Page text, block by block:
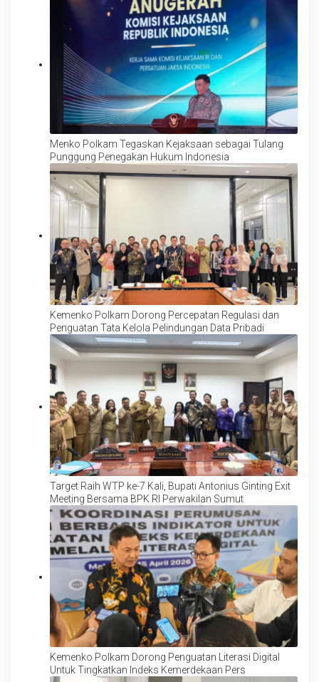
Menko Polkam Tegaskan Kejaksaan sebagai Tulang
Punggung Penegakan Hukum Indonesia
Kemenko Polkam Dorong Percepatan Regulasi dan
Penguatan Tata Kelola Pelindungan Data Pribadi
Target Raih WTP ke-7 Kali, Bupati Antonius Ginting Exit
Meeting Bersama BPK RI Perwakilan Sumut
Kemenko Polkam Dorong Penguatan Literasi Digital
Untuk Tingkatkan Indeks Kemerdekaan Pers